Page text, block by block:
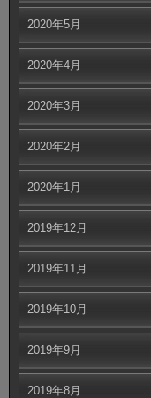
2020年5月
2020年4月
2020年3月
2020年2月
2020年1月
2019年12月
2019年11月
2019年10月
2019年9月
2019年8月